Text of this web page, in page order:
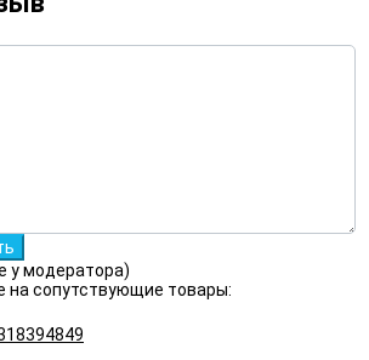
у модератора)
на сопутствующие товары: